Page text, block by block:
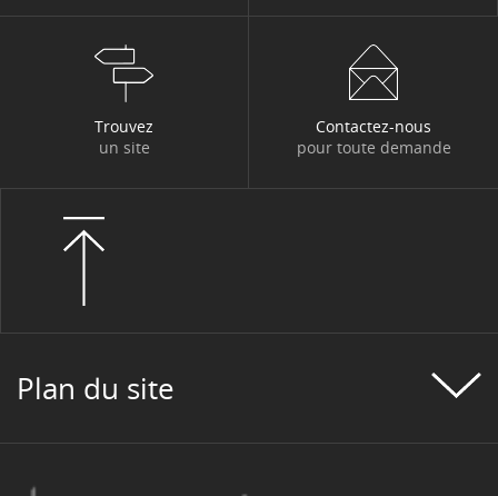
Trouvez
un site
Contactez-nous
pour toute demande
Plan du site